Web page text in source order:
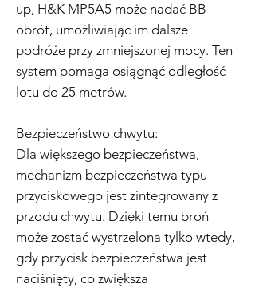
up, H&K MP5A5 może nadać BB
obrót, umożliwiając im dalsze
podróże przy zmniejszonej mocy. Ten
system pomaga osiągnąć odległość
lotu do 25 metrów.
Bezpieczeństwo chwytu:
Dla większego bezpieczeństwa,
mechanizm bezpieczeństwa typu
przyciskowego jest zintegrowany z
przodu chwytu. Dzięki temu broń
może zostać wystrzelona tylko wtedy,
gdy przycisk bezpieczeństwa jest
naciśnięty, co zwiększa